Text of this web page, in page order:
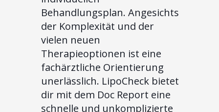
Behandlungsplan. Angesichts
der Komplexität und der
vielen neuen
Therapieoptionen ist eine
fachärztliche Orientierung
unerlässlich. LipoCheck bietet
dir mit dem Doc Report eine
schnelle und unkomplizierte